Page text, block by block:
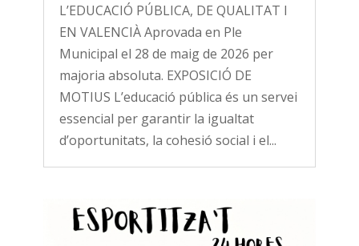
L’EDUCACIÓ PÚBLICA, DE QUALITAT I
EN VALENCIÀ Aprovada en Ple
Municipal el 28 de maig de 2026 per
majoria absoluta. EXPOSICIÓ DE
MOTIUS L’educació pública és un servei
essencial per garantir la igualtat
d’oportunitats, la cohesió social i el...